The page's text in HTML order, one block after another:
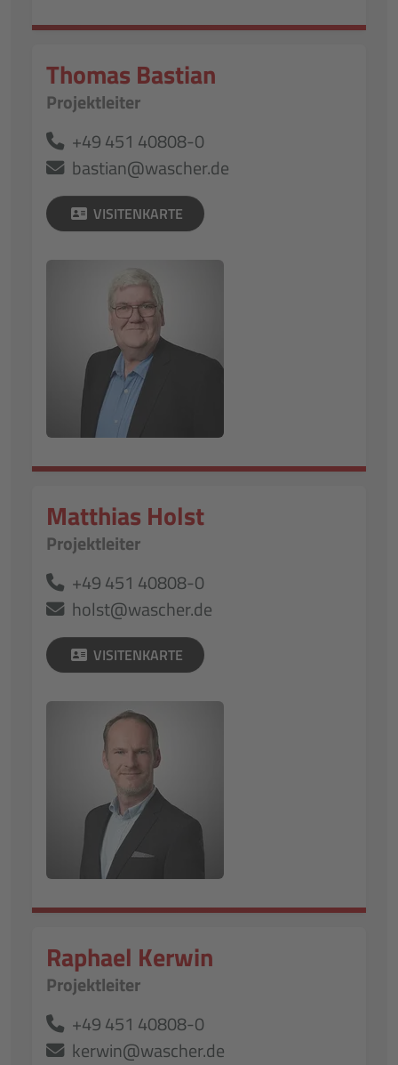
Thomas Bastian
Projektleiter
+49 451 40808-0
bastian@wascher.de
VISITENKARTE
Matthias Holst
Projektleiter
+49 451 40808-0
holst@wascher.de
VISITENKARTE
Raphael Kerwin
Projektleiter
+49 451 40808-0
kerwin@wascher.de